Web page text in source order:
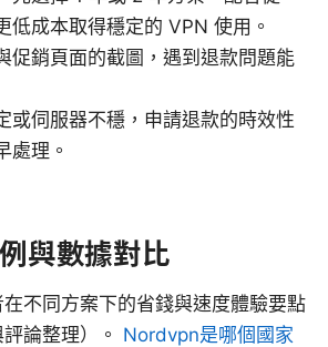
低成本取得穩定的 VPN 使用。
促銷頁面的截圖，遇到退款問題能
或伺服器不穩，申請退款的時效性
處理。
與數據對比
不同方案下的省錢與速度體驗要點
評論整理）。 Nordvpn是哪個國家